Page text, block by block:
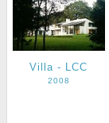
Villa - LCC
2008